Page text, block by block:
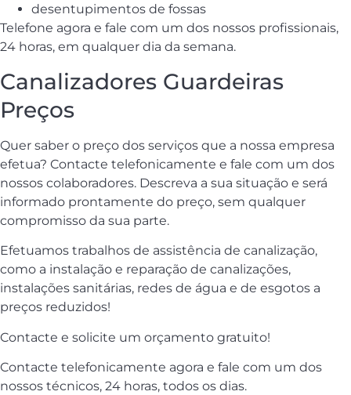
desentupimentos de fossas
Telefone agora e fale com um dos nossos profissionais,
24 horas, em qualquer dia da semana.
Canalizadores Guardeiras
Preços
Quer saber o preço dos serviços que a nossa empresa
efetua? Contacte telefonicamente e fale com um dos
nossos colaboradores. Descreva a sua situação e será
informado prontamente do preço, sem qualquer
compromisso da sua parte.
Efetuamos trabalhos de assistência de canalização,
como a instalação e reparação de canalizações,
instalações sanitárias, redes de água e de esgotos a
preços reduzidos!
Contacte e solicite um orçamento gratuito!
Contacte telefonicamente agora e fale com um dos
nossos técnicos, 24 horas, todos os dias.